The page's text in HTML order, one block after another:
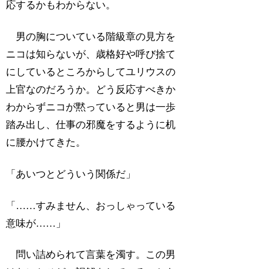
応するかもわからない。
男の胸についている階級章の見方を
ニコは知らないが、歳格好や呼び捨て
にしているところからしてユリウスの
上官なのだろうか。どう反応すべきか
わからずニコが黙っていると男は一歩
踏み出し、仕事の邪魔をするように机
に腰かけてきた。
「あいつとどういう関係だ」
「……すみません、おっしゃっている
意味が……」
問い詰められて言葉を濁す。この男